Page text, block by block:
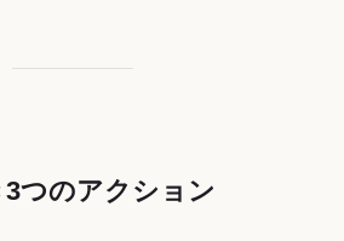
つのアクション